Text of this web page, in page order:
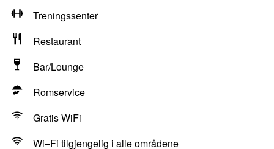
Treningssenter
Restaurant
Bar/Lounge
Romservice
Gratis WiFi
Wi–Fi tilgjengelig i alle områdene